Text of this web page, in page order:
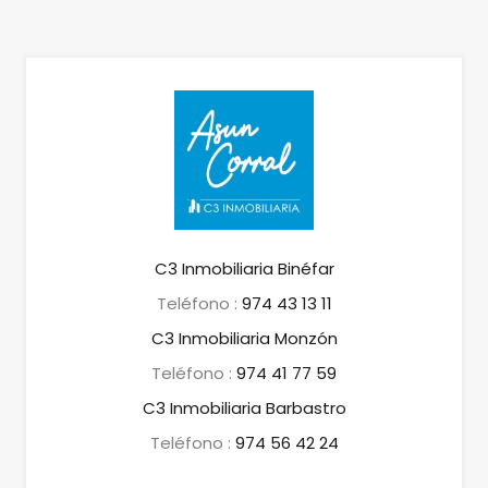
C3 Inmobiliaria Binéfar
Teléfono : 974 43 13 11
C3 Inmobiliaria Monzón
Teléfono : 974 41 77 59
C3 Inmobiliaria Barbastro
Teléfono : 974 56 42 24